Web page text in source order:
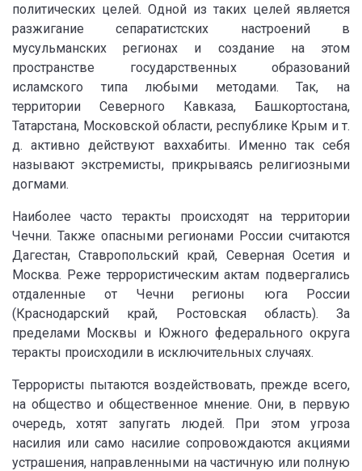
политических целей. Одной из таких целей является
разжигание сепаратистских настроений в
мусульманских регионах и создание на этом
пространстве государственных образований
исламского типа любыми методами. Так, на
территории Северного Кавказа, Башкортостана,
Татарстана, Московской области, республике Крым и т.
д. активно действуют ваххабиты. Именно так себя
называют экстремисты, прикрываясь религиозными
догмами.
Наиболее часто теракты происходят на территории
Чечни. Также опасными регионами России считаются
Дагестан, Ставропольский край, Северная Осетия и
Москва. Реже террористическим актам подвергались
отдаленные от Чечни регионы юга России
(Краснодарский край, Ростовская область). За
пределами Москвы и Южного федерального округа
теракты происходили в исключительных случаях.
Террористы пытаются воздействовать, прежде всего,
на общество и общественное мнение. Они, в первую
очередь, хотят запугать людей. При этом угроза
насилия или само насилие сопровождаются акциями
устрашения, направленными на частичную или полную